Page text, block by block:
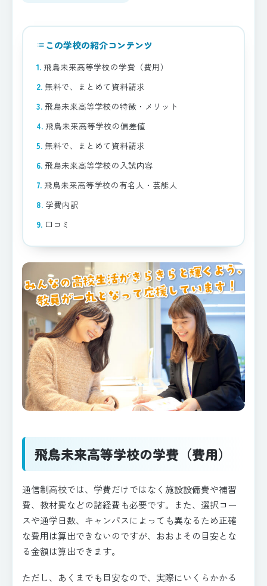
list この学校の紹介コンテンツ
飛鳥未来高等学校の学費（費用）
無料で、まとめて資料請求
飛鳥未来高等学校の特徴・メリット
飛鳥未来高等学校の偏差値
無料で、まとめて資料請求
飛鳥未来高等学校の入試内容
飛鳥未来高等学校の有名人・芸能人
学費内訳
口コミ
飛鳥未来高等学校の学費（費用）
通信制高校では、学費だけではなく施設設備費や補習
費、教材費などの諸経費も必要です。また、選択コー
スや通学日数、キャンパスによっても異なるため正確
な費用は算出できないのですが、おおよその目安とな
る金額は算出できます。
ただし、あくまでも目安なので、実際にいくらかかる